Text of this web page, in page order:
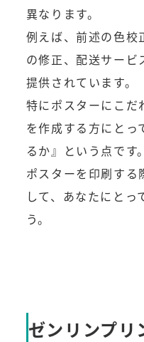
異なります。
例えば、前述の色校
の修正、配送サービ
提供されています。
特にポスターにこだ
を作成する方にとっ
るか』という点です。
ポスターを印刷する
して、あなたにとっ
う。
ゼンリンプリ